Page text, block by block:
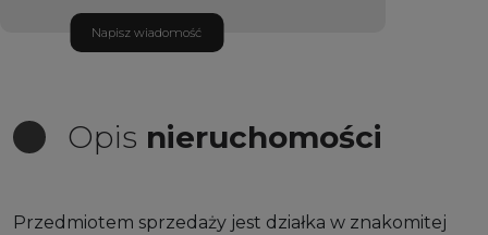
Napisz wiadomość
Opis nieruchomości
Przedmiotem sprzedaży jest działka w znakomitej